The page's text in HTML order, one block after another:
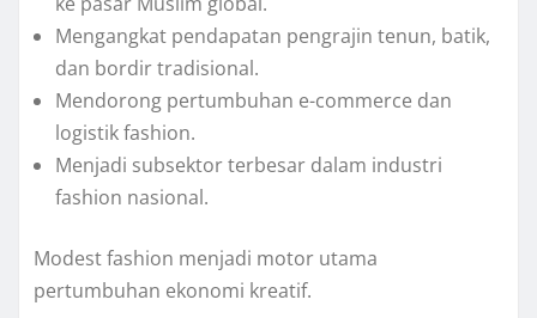
Mengangkat pendapatan pengrajin tenun, batik,
dan bordir tradisional.
Mendorong pertumbuhan e-commerce dan
logistik fashion.
Menjadi subsektor terbesar dalam industri
fashion nasional.
Modest fashion menjadi motor utama
pertumbuhan ekonomi kreatif.